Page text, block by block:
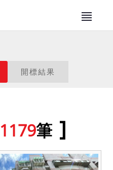
開標結果
1179筆